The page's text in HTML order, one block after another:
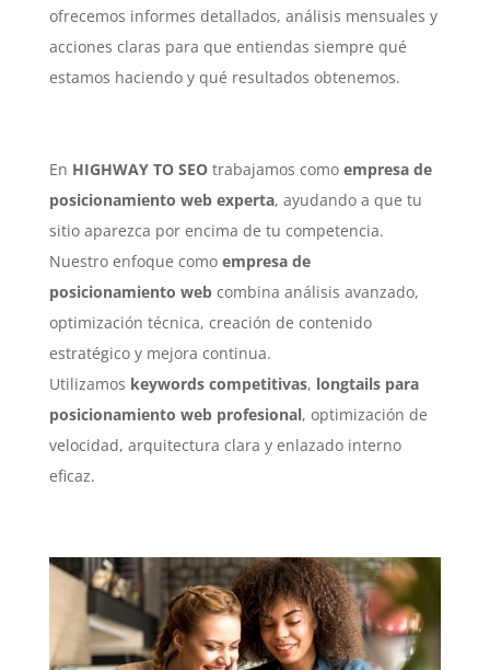
ofrecemos informes detallados, análisis mensuales y
acciones claras para que entiendas siempre qué
estamos haciendo y qué resultados obtenemos.
En HIGHWAY TO SEOtrabajamos como empresa de
posicionamiento web experta, ayudando a que tu
sitio aparezca por encima de tu competencia.
Nuestro enfoque como empresa de
posicionamiento webcombina análisis avanzado,
optimización técnica, creación de contenido
estratégico y mejora continua.
Utilizamos keywords competitivas, longtails para
posicionamiento web profesional, optimización de
velocidad, arquitectura clara y enlazado interno
eficaz.